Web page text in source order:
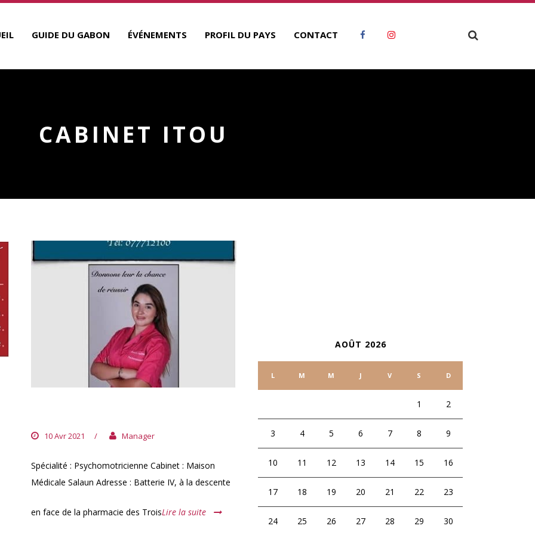
GUIDE DU GABON ÉVÉNEMENTS PROFIL DU PAYS CONTACT
CABINET ITOU
10 Avr 2021 / Manager
Spécialité : Psychomotricienne Cabinet : Maison
Médicale Salaun Adresse : Batterie IV, à la descente
en face de la pharmacie des TroisLire la suite
AOÛT 2026
L M M J V S D
1 2
3 4 5 6 7 8 9
10 11 12 13 14 15 16
17 18 19 20 21 22 23
24 25 26 27 28 29 30